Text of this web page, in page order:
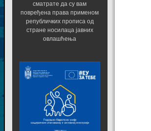
сматрате да су вам
повређена права применом
републичких прописа од
стране носилаца јавних
овлашћења